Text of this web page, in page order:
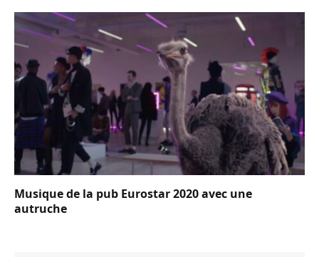
Musique de la pub Eurostar 2020 avec une
autruche